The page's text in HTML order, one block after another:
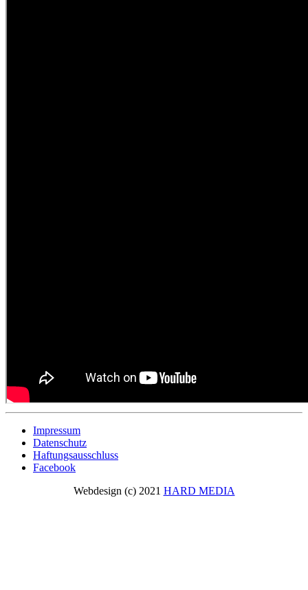
Impressum
Datenschutz
Haftungsausschluss
Facebook
Webdesign (c) 2021 HARD MEDIA